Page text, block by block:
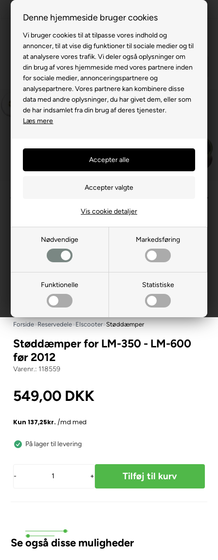
Denne hjemmeside bruger cookies
Vi bruger cookies til at tilpasse vores indhold og
annoncer, til at vise dig funktioner til sociale medier og til
at analysere vores trafik. Vi deler også oplysninger om
din brug af vores hjemmeside med vores partnere inden
for sociale medier, annonceringspartnere og
analysepartnere. Vores partnere kan kombinere disse
data med andre oplysninger, du har givet dem, eller som
de har indsamlet fra din brug af deres tjenester.
Læs mere
Nødvendige Markedsføring
Funktionelle Statistiske
Vis cookie detaljer
Forside»Reservedele»Elscooter»Støddæmper
Støddæmper for LM-350 - LM-600
før 2012
118559
549,00 DKK
På lager til levering
- +
Se også disse muligheder